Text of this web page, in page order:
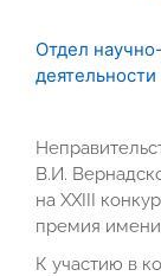
Отдел
деятельности
В.И.
на XXIII
премия
К участию в